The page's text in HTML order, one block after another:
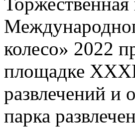
колесо» 2022
площадке
развлечений и
парка